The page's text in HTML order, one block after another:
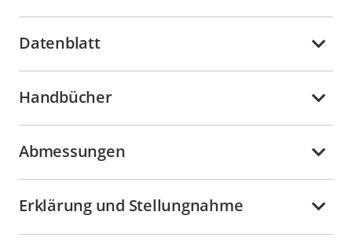
Datenblatt
Handbücher
Abmessungen
Erklärung und Stellungnahme